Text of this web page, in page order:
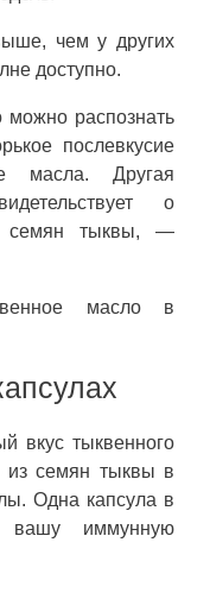
чем у других
доступно.
можно распознать
послевкусие
масла. Другая
о
семян тыквы, —
масло в
вкус тыквенного
семян тыквы в
Одна капсула в
вашу иммунную